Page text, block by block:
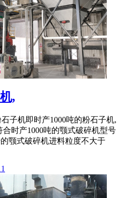
,
石子机即时产1000吨的粉石子机,
时产1000吨的颚式破碎机型号
的颚式破碎机进料粒度不大于